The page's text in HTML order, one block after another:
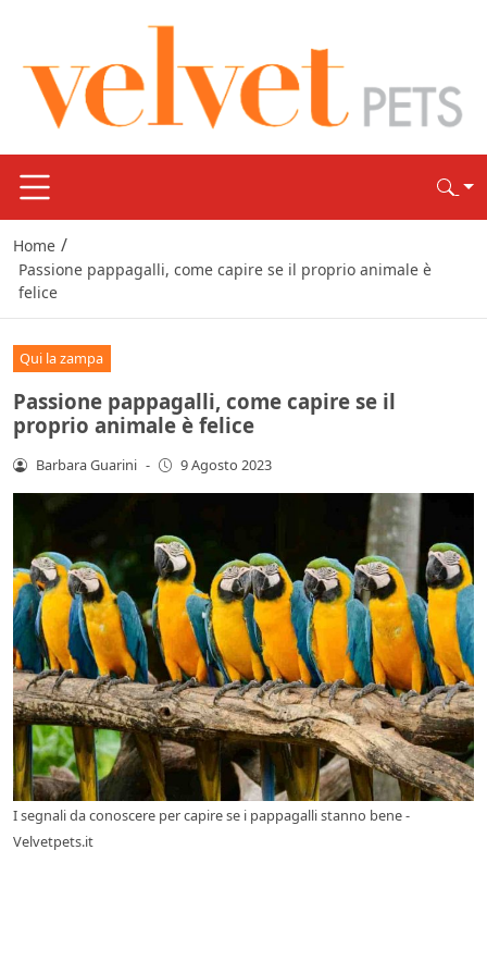
Home /
Passione pappagalli, come capire se il proprio animale è
felice
Qui la zampa
Passione pappagalli, come capire se il
proprio animale è felice
Barbara Guarini - 9 Agosto 2023
I segnali da conoscere per capire se i pappagalli stanno bene -
Velvetpets.it